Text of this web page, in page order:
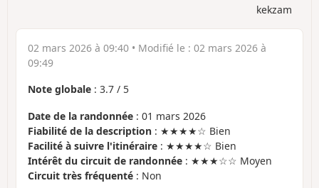
kekzam
02 mars 2026 à 09:40 • Modifié le : 02 mars 2026 à
09:49
Note globale : 3.7 / 5
Date de la randonnée : 01 mars 2026
Fiabilité de la description : ★★★★☆ Bien
Facilité à suivre l'itinéraire : ★★★★☆ Bien
Intérêt du circuit de randonnée : ★★★☆☆ Moyen
Circuit très fréquenté : Non